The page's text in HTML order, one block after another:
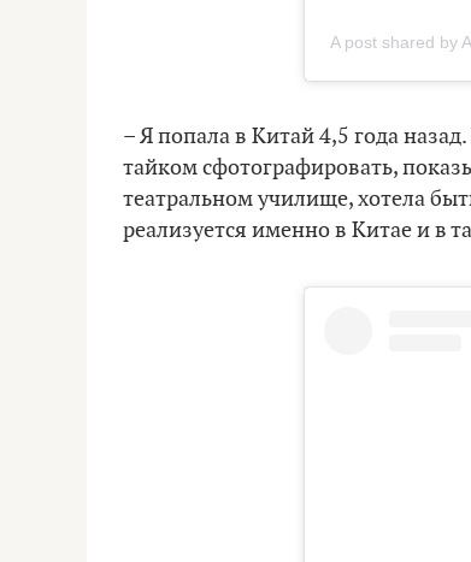
A post shared by
– Я попала в Китай 4,5 года
тайком сфотографировать,
театральном училище, хотела
реализуется именно в Китае и в